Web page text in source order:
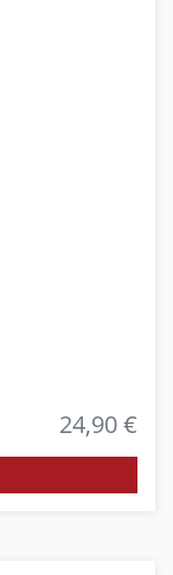
24,90 €